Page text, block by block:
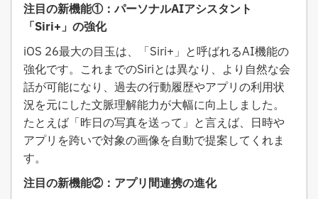
注目の新機能①：パーソナルAIアシスタント
「Siri+」の強化
iOS 26最大の目玉は、「Siri+」と呼ばれるAI機能の
強化です。これまでのSiriとは異なり、より自然な会
話が可能になり、過去の行動履歴やアプリの利用状
況を元にした文脈理解能力が大幅に向上しました。
たとえば「昨日の写真を送って」と言えば、日時や
アプリを跨いで対象の画像を自動で提案してくれま
す。
注目の新機能②：アプリ間連携の進化